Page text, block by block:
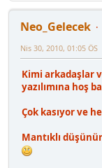
Neo_Gelecek
Nis 30, 2010, 01:05 ÖS
Kimi arkadaşlar
yazılımına hoş
Çok kasıyor ve
Mantıklı